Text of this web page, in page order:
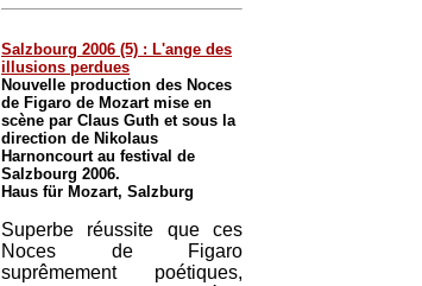
Salzbourg 2006 (5) : L'ange des
illusions perdues
Nouvelle production des Noces
de Figaro de Mozart mise en
scène par Claus Guth et sous la
direction de Nikolaus
Harnoncourt au festival de
Salzbourg 2006.
Haus für Mozart, Salzburg
Superbe réussite que ces
Noces de Figaro
suprêmement poétiques,